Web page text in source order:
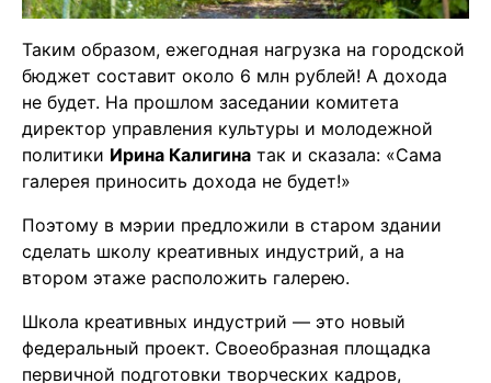
Таким образом, ежегодная нагрузка на городской
бюджет составит около 6 млн рублей! А дохода
не будет. На прошлом заседании комитета
директор управления культуры и молодежной
политики Ирина Калигина так и сказала: «Сама
галерея приносить дохода не будет!»
Поэтому в мэрии предложили в старом здании
сделать школу креативных индустрий, а на
втором этаже расположить галерею.
Школа креативных индустрий — это новый
федеральный проект. Своеобразная площадка
первичной подготовки творческих кадров,